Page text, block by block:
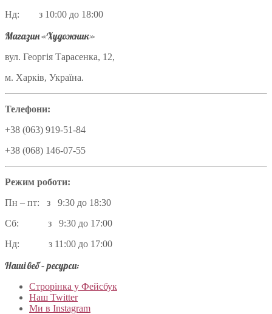
Нд: з 10:00 до 18:00
Магазин «Художник»
вул. Георгія Тарасенка, 12,
м. Харків, Україна.
Телефони:
+38 (063) 919-51-84
+38 (068) 146-07-55
Режим роботи:
Пн – пт: з 9:30 до 18:30
Сб: з 9:30 до 17:00
Нд: з 11:00 до 17:00
Наші веб – ресурси:
Строрінка у Фейсбук
Наш Twitter
Ми в Instagram